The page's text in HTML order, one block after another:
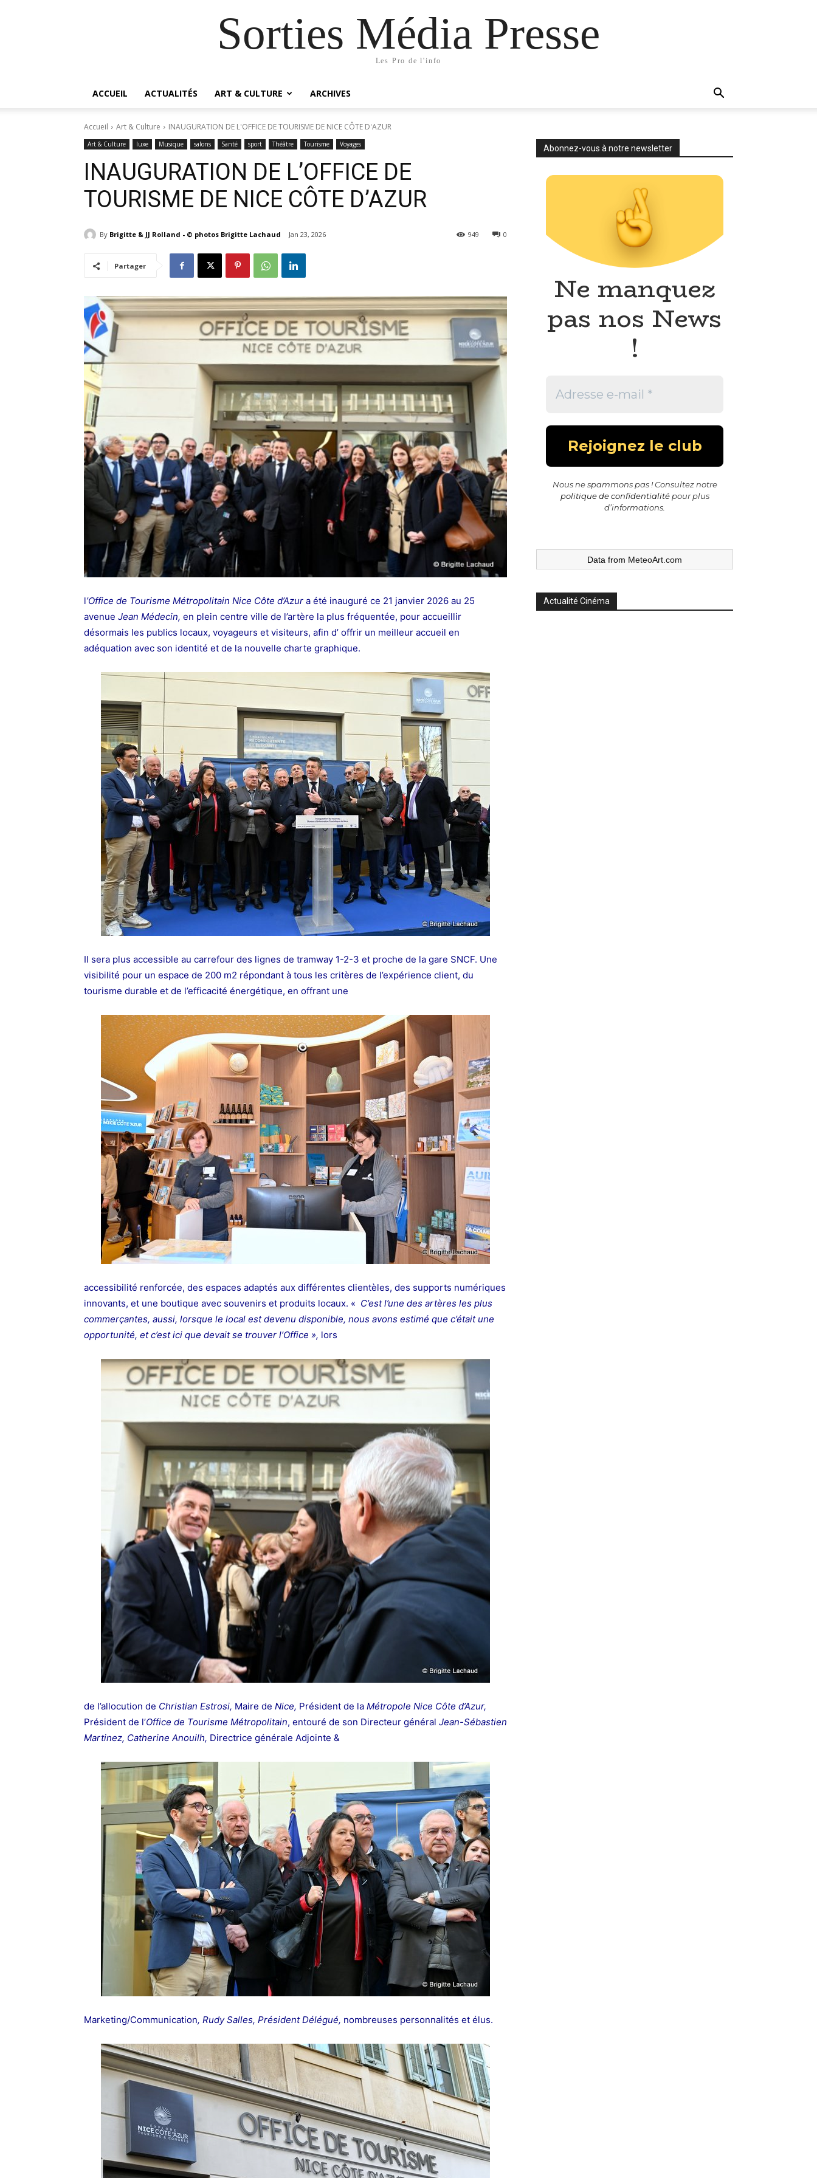
Sorties Média Presse
Les Pro de l'info
ACCUEIL ACTUALITÉS ART & CULTURE ARCHIVES
Accueil Art & Culture INAUGURATION DE L'OFFICE DE TOURISME DE NICE CÔTE D'AZUR
Art & Culture luxe Musique salons Santé sport Théâtre Tourisme Voyages
INAUGURATION DE L’OFFICE DE
TOURISME DE NICE CÔTE D’AZUR
By Brigitte & JJ Rolland - © photos Brigitte Lachaud Jan 23, 2026 0
949
Partager
l’Office de Tourisme Métropolitain Nice Côte d’Azur a été inauguré ce 21 janvier 2026 au 25
avenue Jean Médecin, en plein centre ville de l’artère la plus fréquentée, pour accueillir
désormais les publics locaux, voyageurs et visiteurs, afin d’ offrir un meilleur accueil en
adéquation avec son identité et de la nouvelle charte graphique.
Il sera plus accessible au carrefour des lignes de tramway 1-2-3 et proche de la gare SNCF. Une
visibilité pour un espace de 200 m2 répondant à tous les critères de l’expérience client, du
tourisme durable et de l’efficacité énergétique, en offrant une
accessibilité renforcée, des espaces adaptés aux différentes clientèles, des supports numériques
innovants, et une boutique avec souvenirs et produits locaux. « C’est l’une des artères les plus
commerçantes, aussi, lorsque le local est devenu disponible, nous avons estimé que c’était une
opportunité, et c’est ici que devait se trouver l’Office », lors
de l’allocution de Christian Estrosi, Maire de Nice, Président de la Métropole Nice Côte d’Azur,
Président de l’Office de Tourisme Métropolitain, entouré de son Directeur général Jean-Sébastien
Martinez, Catherine Anouilh, Directrice générale Adjointe &
Marketing/Communication, Rudy Salles, Président Délégué, nombreuses personnalités et élus.
Abonnez-vous à notre newsletter
Ne manquez
pas nos News
!
Nous ne spammons pas ! Consultez notre
politique de confidentialitépour plus
d’informations.
Data from MeteoArt.com
Actualité Cinéma